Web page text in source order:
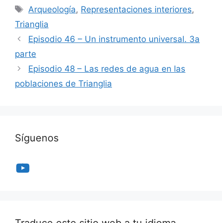
Etiquetas
Arqueología, Representaciones interiores,
Trianglia
Episodio 46 – Un instrumento universal. 3a
parte
Episodio 48 – Las redes de agua en las
poblaciones de Trianglia
Síguenos
YouTube